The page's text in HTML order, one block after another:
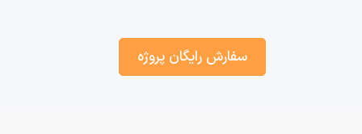
سفارش رایگان پروژه